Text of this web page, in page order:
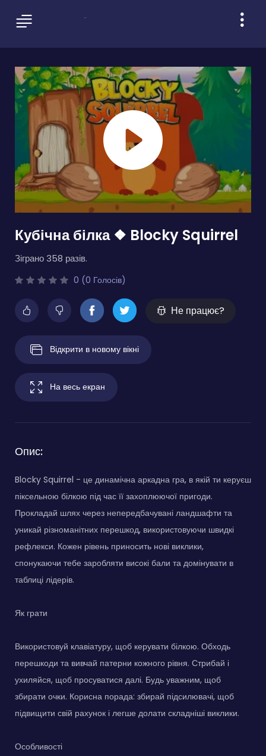
Кубічна білка ❖ Blocky Squirrel
Зіграно 358 разів.
0 (0 Голосів)
Не працює?
Відкрити в новому вікні
На весь екран
Опис:
Blocky Squirrel - це динамічна аркадна гра, в якій ти керуєш
піксельною білкою під час її захоплюючої пригоди.
Прокладай шлях через непередбачувані ландшафти та
уникай різноманітних перешкод, використовуючи швидкі
рефлекси. Кожен рівень приносить нові виклики,
спонукаючи тебе заробляти високі бали та домінувати в
таблиці лідерів.
Як грати
Використовуй клавіатуру, щоб керувати білкою. Обходь
перешкоди та вивчай патерни кожного рівня. Стрибай і
ухиляйся, щоб просуватися далі. Будь уважним, щоб
збирати очки. Корисна порада: збирай підсилювачі, щоб
підвищити свій рахунок і легше долати складніші виклики.
Особливості